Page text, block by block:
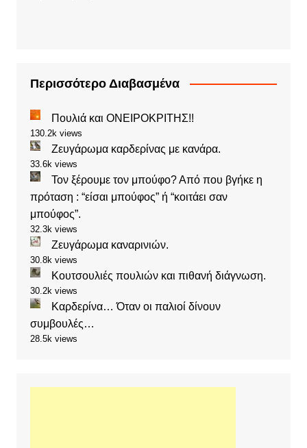
Περισσότερο Διαβασμένα
Πουλιά και ΟΝΕΙΡΟΚΡΙΤΗΣ!!
130.2k views
Ζευγάρωμα καρδερίνας με κανάρα.
33.6k views
Τον ξέρουμε τον μπούφο? Από που βγήκε η
πρόταση : “είσαι μπούφος” ή “κοιτάει σαν
μπούφος”.
32.3k views
Ζευγάρωμα καναρινιών.
30.8k views
Κουτσουλιές πουλιών και πιθανή διάγνωση.
30.2k views
Καρδερίνα… Όταν οι παλιοί δίνουν
συμβουλές…
28.5k views